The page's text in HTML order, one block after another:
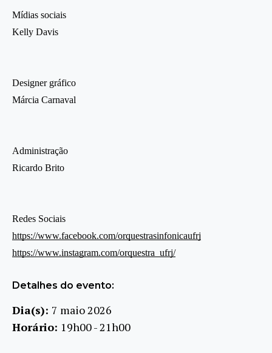
Mídias sociais
Kelly Davis
Designer gráfico
Márcia Carnaval
Administração
Ricardo Brito
Redes Sociais
https://www.facebook.com/orquestrasinfonicaufrj
https://www.instagram.com/orquestra_ufrj/
Detalhes do evento:
Dia(s): 7 maio 2026
Horário: 19h00 - 21h00